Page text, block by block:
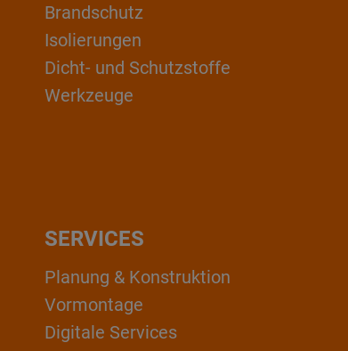
Brandschutz
Isolierungen
Dicht- und Schutzstoffe
Werkzeuge
SERVICES
Planung & Konstruktion
Vormontage
Digitale Services